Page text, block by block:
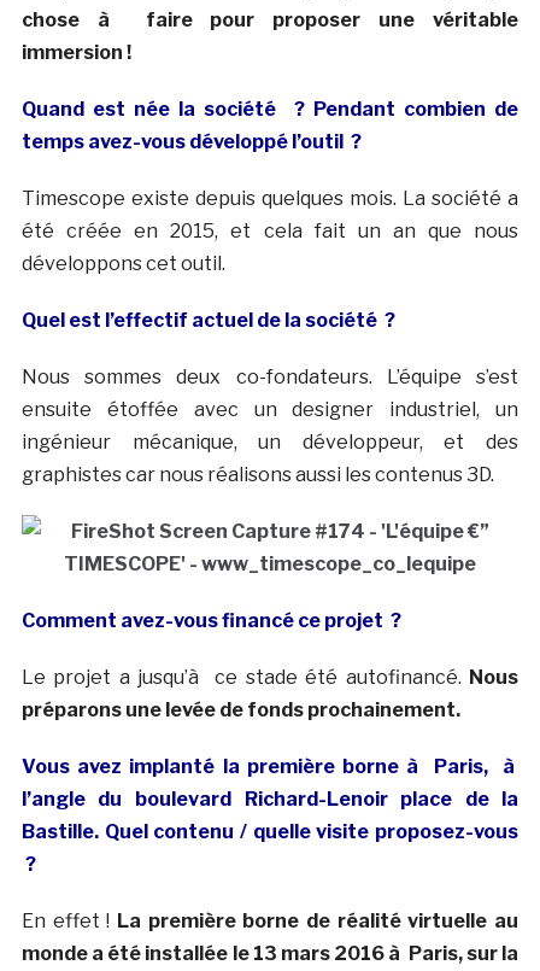
chose à faire pour proposer une véritable
immersion !
Quand est née la société ? Pendant combien de
temps avez-vous développé l’outil ?
Timescope existe depuis quelques mois. La société a
été créée en 2015, et cela fait un an que nous
développons cet outil.
Quel est l’effectif actuel de la société ?
Nous sommes deux co-fondateurs. L’équipe s’est
ensuite étoffée avec un designer industriel, un
ingénieur mécanique, un développeur, et des
graphistes car nous réalisons aussi les contenus 3D.
Comment avez-vous financé ce projet ?
Le projet a jusqu’à ce stade été autofinancé. Nous
préparons une levée de fonds prochainement.
Vous avez implanté la première borne à Paris, à
l’angle du boulevard Richard-Lenoir place de la
Bastille. Quel contenu / quelle visite proposez-vous
?
En effet ! La première borne de réalité virtuelle au
monde a été installée le 13 mars 2016 à Paris, sur la